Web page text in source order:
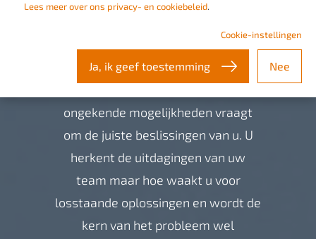
Lees meer over ons privacy- en cookiebeleid.
Cookie-instellingen
Ja, ik geef toestemming Nee
Industry
uitdagingen?
ongekende mogelijkheden vraagt
om de juiste beslissingen van u. U
herkent de uitdagingen van uw
team maar hoe waakt u voor
losstaande oplossingen en wordt de
kern van het probleem wel